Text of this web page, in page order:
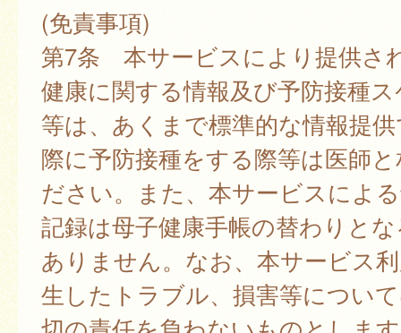
(免責事項)
第7条 本サービスにより提供さ
健康に関する情報及び予防接種
等は、あくまで標準的な情報提
際に予防接種をする際等は医師
ださい。また、本サービスによ
記録は母子健康手帳の替わりと
ありません。なお、本サービス
生したトラブル、損害等につい